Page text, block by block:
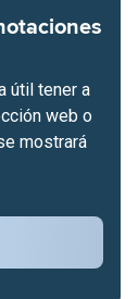
útil tener a
web o
mostrará